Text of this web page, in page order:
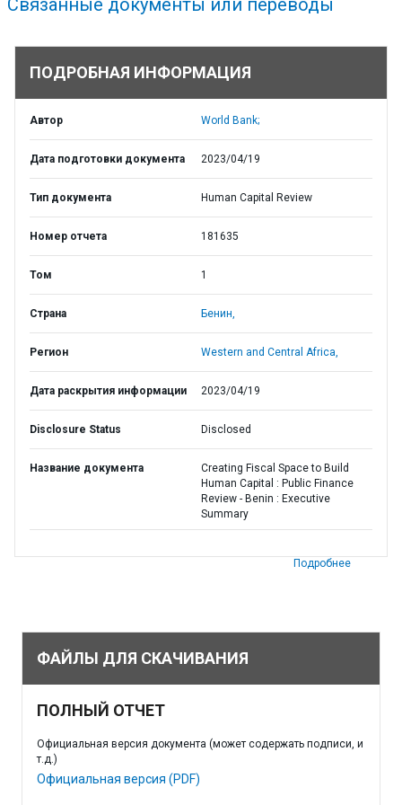
Связанные документы или переводы
ПОДРОБНАЯ ИНФОРМАЦИЯ
Автор World Bank;
Дата подготовки документа 2023/04/19
Тип документа Human Capital Review
Номер отчета 181635
Том 1
Страна Бенин,
Регион Western and Central Africa,
Дата раскрытия информации 2023/04/19
Disclosure Status Disclosed
Название документа
Creating Fiscal Space to Build
Human Capital : Public Finance
Review - Benin : Executive
Summary
Подробнее
ФАЙЛЫ ДЛЯ СКАЧИВАНИЯ
ПОЛНЫЙ ОТЧЕТ
Официальная версия документа (может содержать подписи, и
т.д.)
Официальная версия (PDF)